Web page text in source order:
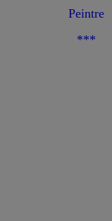
Peintre
***